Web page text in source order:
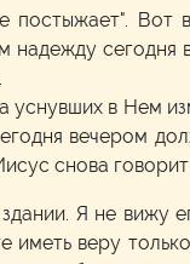
постыжает". Вот
надежду сегодня
уснувших в Нем
вечером
снова
Я не вижу
веру